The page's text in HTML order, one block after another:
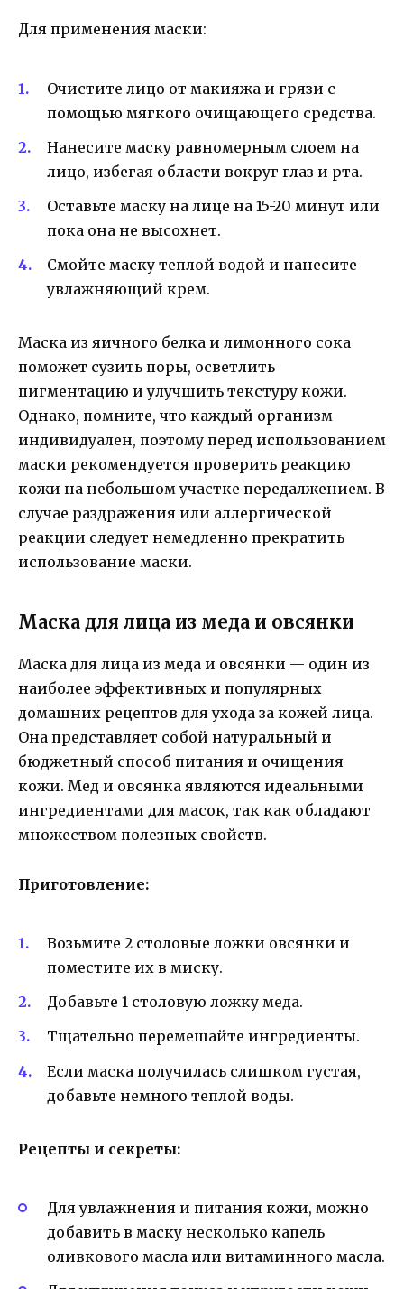
Для применения маски:
Очистите лицо от макияжа и грязи с
помощью мягкого очищающего средства.
Нанесите маску равномерным слоем на
лицо, избегая области вокруг глаз и рта.
Оставьте маску на лице на 15-20 минут или
пока она не высохнет.
Смойте маску теплой водой и нанесите
увлажняющий крем.
Маска из яичного белка и лимонного сока
поможет сузить поры, осветлить
пигментацию и улучшить текстуру кожи.
Однако, помните, что каждый организм
индивидуален, поэтому перед использованием
маски рекомендуется проверить реакцию
кожи на небольшом участке передалжением. В
случае раздражения или аллергической
реакции следует немедленно прекратить
использование маски.
Маска для лица из меда и овсянки
Маска для лица из меда и овсянки — один из
наиболее эффективных и популярных
домашних рецептов для ухода за кожей лица.
Она представляет собой натуральный и
бюджетный способ питания и очищения
кожи. Мед и овсянка являются идеальными
ингредиентами для масок, так как обладают
множеством полезных свойств.
Приготовление:
Возьмите 2 столовые ложки овсянки и
поместите их в миску.
Добавьте 1 столовую ложку меда.
Тщательно перемешайте ингредиенты.
Если маска получилась слишком густая,
добавьте немного теплой воды.
Рецепты и секреты:
Для увлажнения и питания кожи, можно
добавить в маску несколько капель
оливкового масла или витаминного масла.